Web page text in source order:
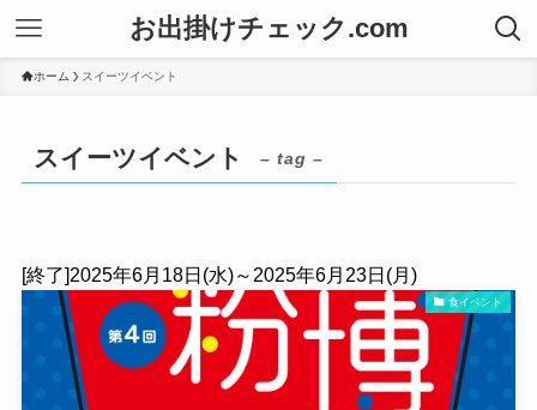
お出掛けチェック.com
ホーム スイーツイベント
スイーツイベント – tag –
[終了]2025年6月18日(水)～2025年6月23日(月)
食イベント